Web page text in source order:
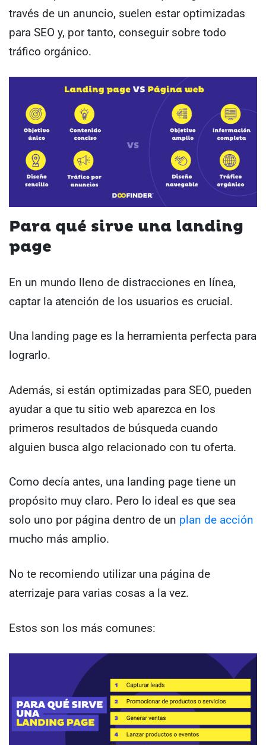
través de un anuncio, suelen estar optimizadas
para SEO y, por tanto, conseguir sobre todo
tráfico orgánico.
Para qué sirve una landing
page
En un mundo lleno de distracciones en línea,
captar la atención de los usuarios es crucial.
Una landing page es la herramienta perfecta para
lograrlo.
Además, si están optimizadas para SEO, pueden
ayudar a que tu sitio web aparezca en los
primeros resultados de búsqueda cuando
alguien busca algo relacionado con tu oferta.
Como decía antes, una landing page tiene un
propósito muy claro. Pero lo ideal es que sea
solo uno por página dentro de un plan de acción
mucho más amplio.
No te recomiendo utilizar una página de
aterrizaje para varias cosas a la vez.
Estos son los más comunes: